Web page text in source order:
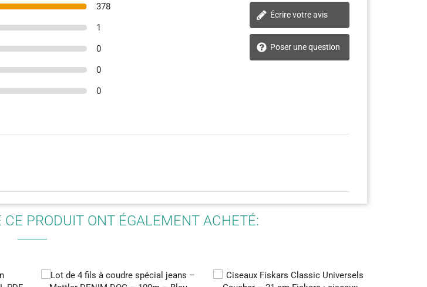
378
1
0
0
0
Écrire votre avis
Poser une question
PRODUIT ONT ÉGALEMENT ACHETÉ: